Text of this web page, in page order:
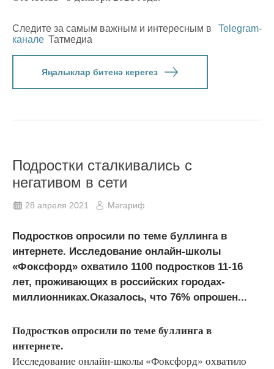
Следите за самым важным и интересным в
Telegram-
канале Татмедиа
Яңалыклар битенә керегез
Подростки сталкивались с
негативом в сети
28 апреля 2021 Мәгариф
Подростков опросили по теме буллинга в
интернете. Исследование онлайн-школы
«Фоксфорд» охватило 1100 подростков 11-16
лет, проживающих в российских городах-
миллионниках.Оказалось, что 76% опрошен...
Подростков опросили по теме буллинга в
интернете.
Исследование онлайн-школы «Фоксфорд» охватило